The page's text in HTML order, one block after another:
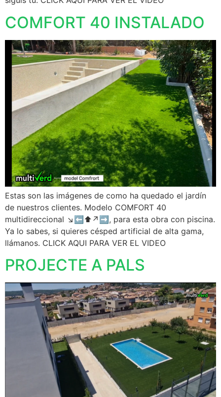
COMFORT 40 INSTALADO
Estas son las imágenes de como ha quedado el jardín
de nuestros clientes. Modelo COMFORT 40
multidireccional ↘️⬅️⬆️↗️➡️, para esta obra con piscina.
Ya lo sabes, si quieres césped artificial de alta gama,
llámanos. CLICK AQUI PARA VER EL VIDEO
PROJECTE A PALS